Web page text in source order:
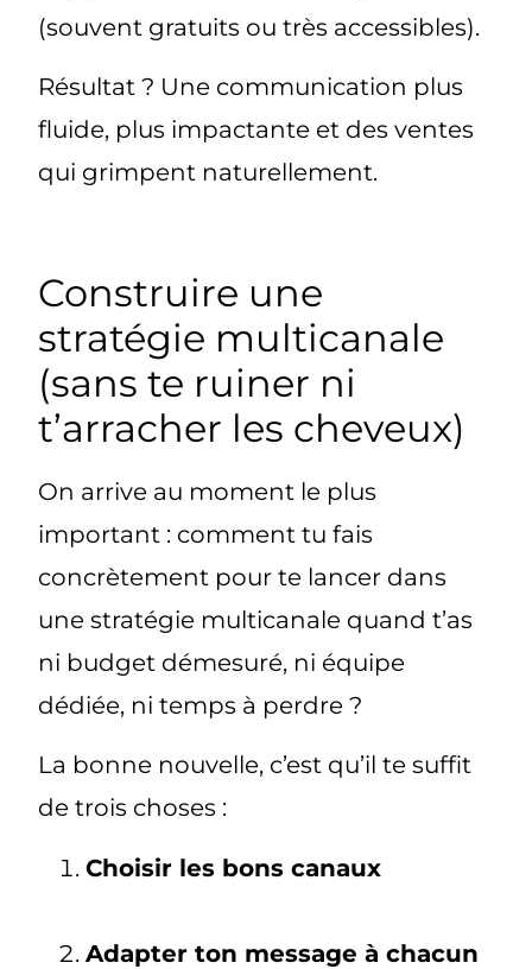
(souvent gratuits ou très accessibles).
Résultat ? Une communication plus
fluide, plus impactante et des ventes
qui grimpent naturellement.
Construire une
stratégie multicanale
(sans te ruiner ni
t’arracher les cheveux)
On arrive au moment le plus
important : comment tu fais
concrètement pour te lancer dans
une stratégie multicanale quand t’as
ni budget démesuré, ni équipe
dédiée, ni temps à perdre ?
La bonne nouvelle, c’est qu’il te suffit
de trois choses :
Choisir les bons canaux
Adapter ton message à chacun